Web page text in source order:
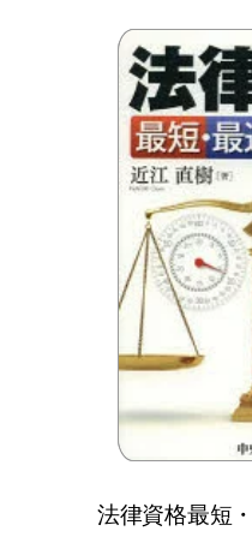
法律資格最短